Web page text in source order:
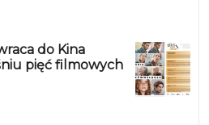
do Kina
pięć filmowych